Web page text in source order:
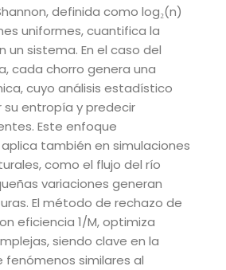
definida como log₂(n)
uniformes, cuantifica la
un sistema. En el caso del
cada chorro genera una
cuyo análisis estadístico
entropía y predecir
Este enfoque
también en simulaciones
como el flujo del río
variaciones generan
El método de rechazo de
eficiencia 1/M, optimiza
siendo clave en la
fenómenos similares al